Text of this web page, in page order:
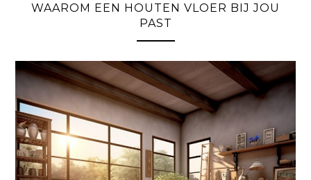
WAAROM EEN HOUTEN VLOER BIJ JOU
PAST